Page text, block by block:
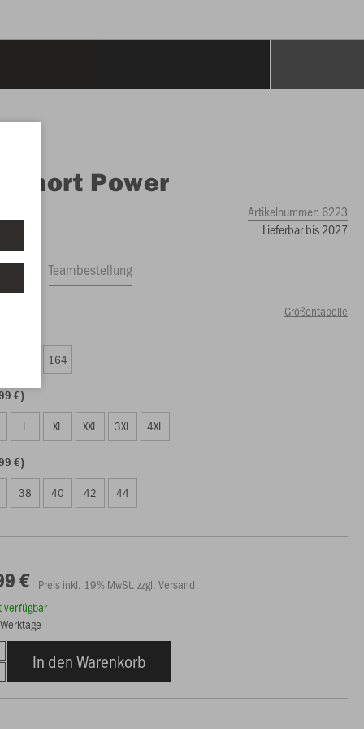
Short Power
Artikelnummer: 6223
Lieferbar bis 2027
Teambestellung
Größentabelle
164
€)
L XL XXL 3XL 4XL
€)
38 40 42 44
€ Preis inkl. 19% MwSt. zzgl. Versand
verfügbar
In den Warenkorb